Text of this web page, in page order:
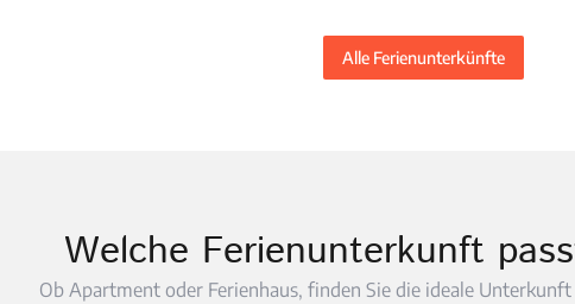
Alle Ferienunterkünfte
Welche Ferienunterkunft
Ob Apartment oder Ferienhaus, finden Sie die ideale